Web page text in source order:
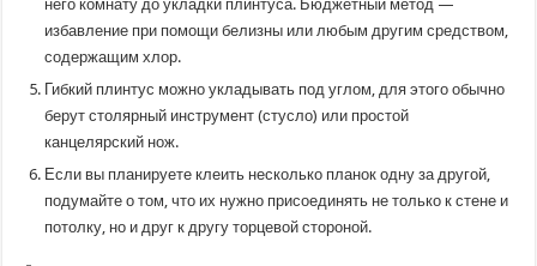
него комнату до укладки плинтуса. Бюджетный метод —
избавление при помощи белизны или любым другим средством,
содержащим хлор.
Гибкий плинтус можно укладывать под углом, для этого обычно
берут столярный инструмент (стусло) или простой
канцелярский нож.
Если вы планируете клеить несколько планок одну за другой,
подумайте о том, что их нужно присоединять не только к стене и
потолку, но и друг к другу торцевой стороной.